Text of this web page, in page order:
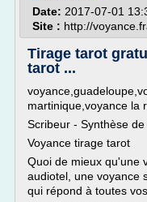
Date: 2017-07-01
Site : http://
Tirage tarot
tarot ...
martinique,voyance la
Scribeur - Synthèse
Voyance tirage tarot
Quoi de mieux qu'une
audiotel, une voyance
qui répond à toutes